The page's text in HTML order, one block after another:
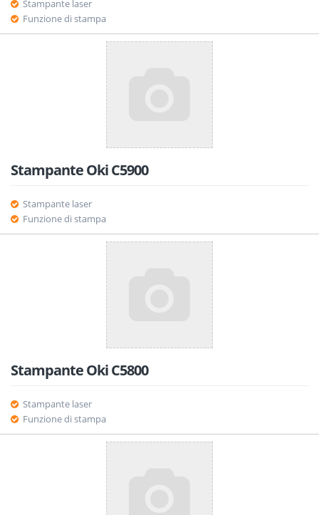
Stampante laser
Funzione di stampa
Stampante Oki C5900
Stampante laser
Funzione di stampa
Stampante Oki C5800
Stampante laser
Funzione di stampa